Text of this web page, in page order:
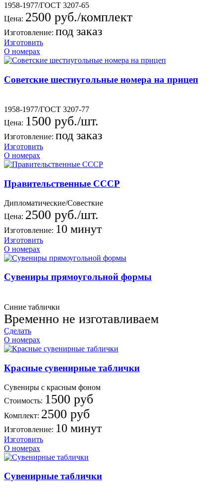
1958-1977/ГОСТ 3207-65
Цена: 2500 руб./комплект
Изготовление: под заказ
Изготовить
О номерах
Советские шестиугольные номера на прицеп
1958-1977/ГОСТ 3207-77
Цена: 1500 руб./шт.
Изготовление: под заказ
Изготовить
О номерах
Правительственные СССР
Дипломатические/Совесткие
Цена: 2500 руб./шт.
Изготовление: 10 минут
Изготовить
О номерах
Сувениры прямоугольной формы
Синие таблички
Временно не изготавливаем
Сделать
О номерах
Красные сувенирные таблички
Сувениры с красным фоном
Стоимость: 1500 руб
Комплект: 2500 руб
Изготовление: 10 минут
Изготовить
О номерах
Сувенирные таблички